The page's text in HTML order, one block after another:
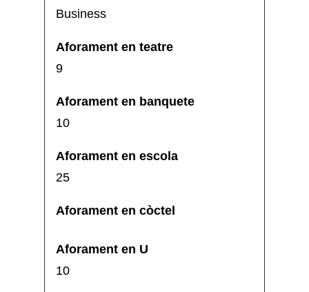
Business
9
10
25
10